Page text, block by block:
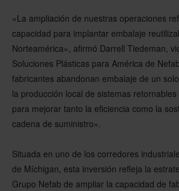
«La ampliación de nuestras operaciones
capacidad para implantar embalaje
Norteamérica», afirmó Darrell Tiedeman,
Soluciones Plásticas para América de
fabricantes abandonan embalaje de un
la producción local de sistemas
para mejorar tanto la eficiencia como la
cadena de suministro».
Situada en uno de los corredores
de Míchigan, esta inversión refleja la
Grupo Nefab de ampliar la capacidad de